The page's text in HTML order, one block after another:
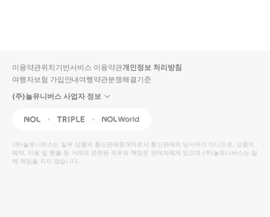
입니
다.
높
은
순
동
영
상
순
상
이용약관위치기반서비스 이용약관개인정보 처리방침
여행자보험 가입안내여행약관분쟁해결기준
(주)놀유니버스 사업자 정보
NOL Triple Interpark Global
(주)놀유니버스는 일부 상품의 통신판매중개자로서 통신판매의 당사자가 아니므로, 상품의
예약, 이용 및 환불 등 거래와 관련된 의무와 책임은 판매자에게 있으며 (주)놀유니버스는 일
체 책임을 지지 않습니다.